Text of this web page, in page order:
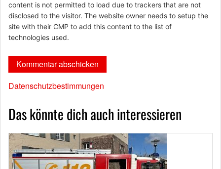
content is not permitted to load due to trackers that are not
disclosed to the visitor. The website owner needs to setup the
site with their CMP to add this content to the list of
technologies used.
Datenschutzbestimmungen
Das könnte dich auch interessieren